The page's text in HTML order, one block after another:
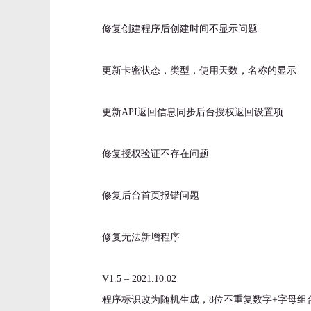
修复创建程序后创建时间不显示问题
更新卡密状态，类型，使用天数，名称的显示
更新API返回信息同步后台授权返回设置项
修复授权验证不存在问题
修复后台首页报错问题
修复无法新增程序
V1.5 – 2021.10.02
程序标识改为随机生成，8位不重复数字+字母组